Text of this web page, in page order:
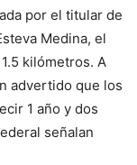
por el titular de
Medina, el
kilómetros. A
advertido que los
1 año y dos
señalan